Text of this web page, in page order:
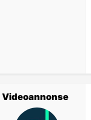
Videoannonse